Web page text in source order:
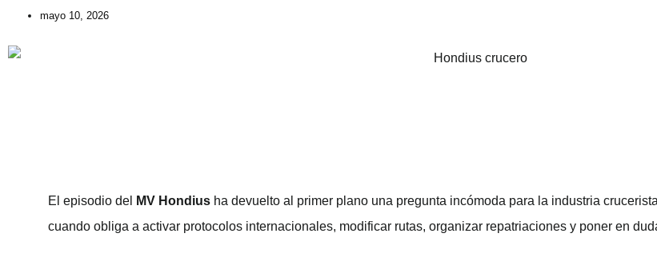
mayo 10, 2026
El episodio del MV Hondius ha devuelto al primer plano una pregunta incómoda para la industria
cuando obliga a activar protocolos internacionales, modificar rutas, organizar repatriaciones y poner en